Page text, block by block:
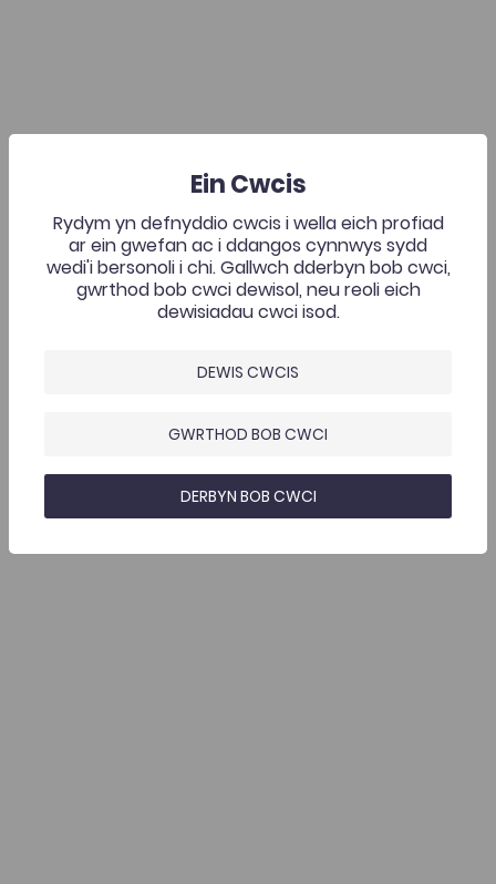
Ein Cwcis
Rydym yn defnyddio cwcis i wella eich profiad
ar ein gwefan ac i ddangos cynnwys sydd
wedi'i bersonoli i chi. Gallwch dderbyn bob cwci,
gwrthod bob cwci dewisol, neu reoli eich
dewisiadau cwci isod.
DEWIS CWCIS
GWRTHOD BOB CWCI
DERBYN BOB CWCI